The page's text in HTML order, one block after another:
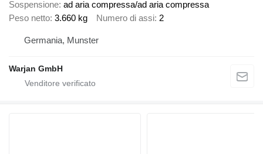
Sospensione ad aria compressa/ad aria compressa
Peso netto 3.660 kg Numero di assi 2
Germania, Munster
Warjan GmbH